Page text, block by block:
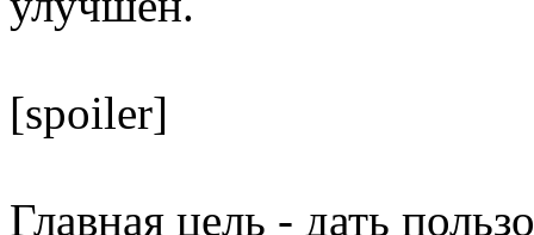
[spoiler]
Главная цель - дать